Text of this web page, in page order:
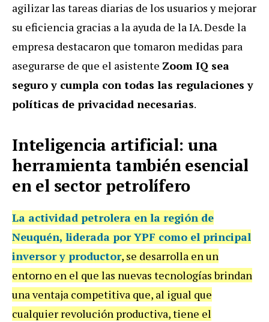
agilizar las tareas diarias de los usuarios y mejorar
su eficiencia gracias a la ayuda de la IA. Desde la
empresa destacaron que tomaron medidas para
asegurarse de que el asistente Zoom IQ sea
seguro y cumpla con todas las regulaciones y
políticas de privacidad necesarias.
Inteligencia artificial: una
herramienta también esencial
en el sector petrolífero
La actividad petrolera en la región de
Neuquén, liderada por YPF como el principal
inversor y productor, se desarrolla en un
entorno en el que las nuevas tecnologías brindan
una ventaja competitiva que, al igual que
cualquier revolución productiva, tiene el